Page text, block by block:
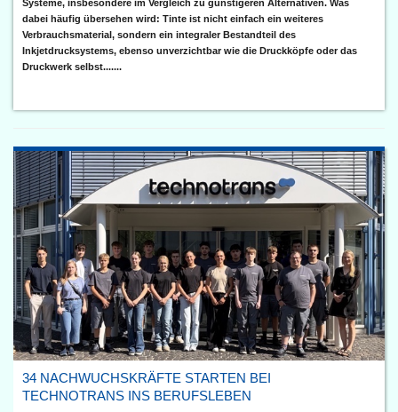
Systeme, insbesondere im Vergleich zu günstigeren Alternativen. Was
dabei häufig übersehen wird: Tinte ist nicht einfach ein weiteres
Verbrauchsmaterial, sondern ein integraler Bestandteil des
Inkjetdrucksystems, ebenso unverzichtbar wie die Druckköpfe oder das
Druckwerk selbst.......
34 NACHWUCHSKRÄFTE STARTEN BEI
TECHNOTRANS INS BERUFSLEBEN